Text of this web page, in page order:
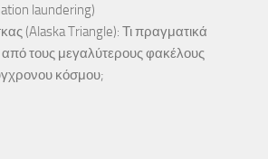
laundering)
(Alaska Triangle): Τι πραγματικά
τους μεγαλύτερους φακέλους
κόσμου;